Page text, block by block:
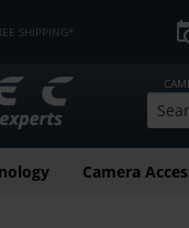
SHIPPING*
Camera